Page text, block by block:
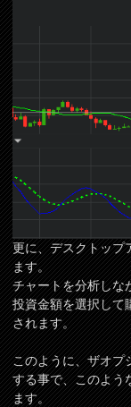
更に、デスクトップ
ます。
チャートを分析しな
投資金額を選択して
されます。
このように、ザオプ
する事で、このよう
ます。